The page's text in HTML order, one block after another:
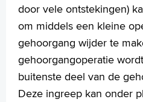
Oefeningen bij
Operatie
door vele ontstekingen)
om middels een kleine
gehoorgang wijder te
gehoorgangoperatie
buitenste deel van de
Deze ingreep kan onder